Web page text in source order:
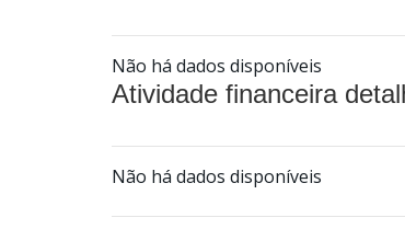
Não há dados disponíveis
Atividade financeira
Não há dados disponíveis